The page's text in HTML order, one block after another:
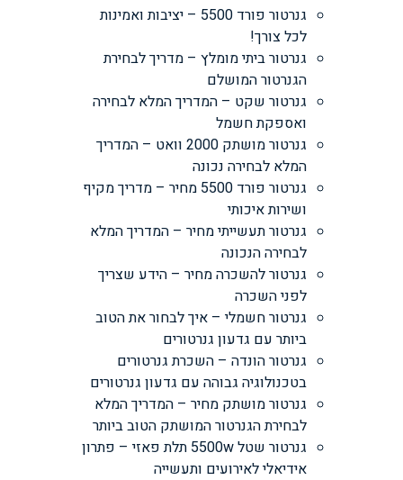
גנרטור פורד 5500 – יציבות ואמינות
לכל צורך!
גנרטור ביתי מומלץ – מדריך לבחירת
הגנרטור המושלם
גנרטור שקט – המדריך המלא לבחירה
ואספקת חשמל
גנרטור מושתק 2000 וואט – המדריך
המלא לבחירה נכונה
גנרטור פורד 5500 מחיר – מדריך מקיף
ושירות איכותי
גנרטור תעשייתי מחיר – המדריך המלא
לבחירה הנכונה
גנרטור להשכרה מחיר – הידע שצריך
לפני השכרה
גנרטור חשמלי – איך לבחור את הטוב
ביותר עם גדעון גנרטורים
גנרטור הונדה – השכרת גנרטורים
בטכנולוגיה גבוהה עם גדעון גנרטורים
גנרטור מושתק מחיר – המדריך המלא
לבחירת הגנרטור המושתק הטוב ביותר
גנרטור שטל 5500w תלת פאזי – פתרון
אידיאלי לאירועים ותעשייה